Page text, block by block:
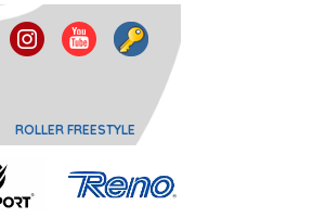
ROLLER FREESTYLE